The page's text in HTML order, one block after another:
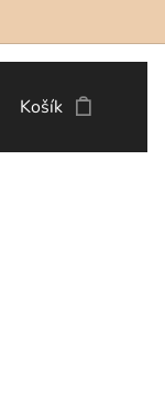
Košík